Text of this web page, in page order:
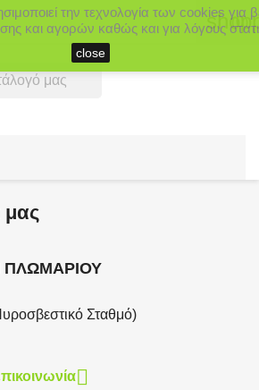
(0)
μας
ΠΛΩΜΑΡΊΟΥ
Σταθμό)

την τεχνολογία των cookies για
και αγορών καθώς και για λόγους
close